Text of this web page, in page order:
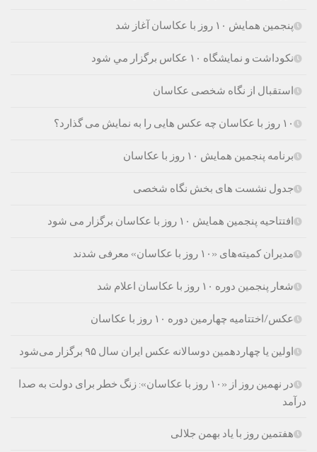
پنجمین همایش ۱۰ روز با عکاسان آغاز شد
نکوداشت و نمایشگاه ۱۰ عکاس برگزار مي شود
استقبال از نگاه شخصی عکاسان
۱۰ روز با عکاسان چه عکس هایی را به نمایش می گذارد؟
برنامه پنجمین همایش ۱۰ روز با عکاسان
جدول نشست های بخش نگاه شخصی
افتتاحیه پنجمین همایش ۱۰ روز با عکاسان برگزار می شود
مدیران کمیته‌های «۱۰ روز با عکاسان» معرفی شدند
شعار پنجمين دوره ۱۰ روز با عكاسان اعلام شد
عکس/اختتامیه چهارمین دوره ۱۰ روز با عکاسان
اولین یا چهاردهمین دوسالانه عکس ایران سال ۹۵ برگزار می‌شود
در نهمین روز از «۱۰ روز با عکاسان»: زنگ خطر برای دولت به صدا
درآمد
هفتمین روز با یاد بهمن جلالی